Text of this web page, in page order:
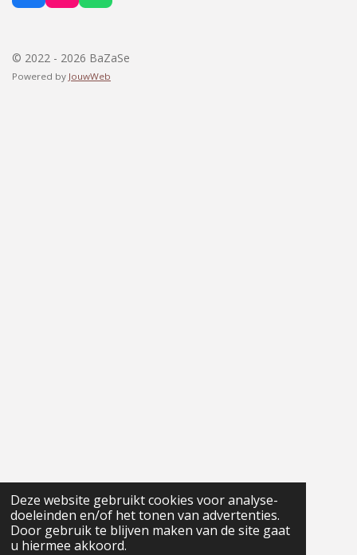
Deze website gebruikt cookies voor analyse-
doeleinden en/of het tonen van advertenties.
Door gebruik te blijven maken van de site gaat
u hiermee akkoord.
a
b
o
n
a
g
r
h
s
A
© 2022 - 2026 BaZaSe
Powered by JouwWeb